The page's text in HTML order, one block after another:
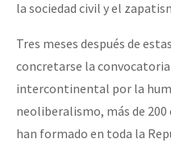
la sociedad civil y el
Tres meses después de
concretarse la
intercontinental por la
neoliberalismo, más de
han formado en toda la